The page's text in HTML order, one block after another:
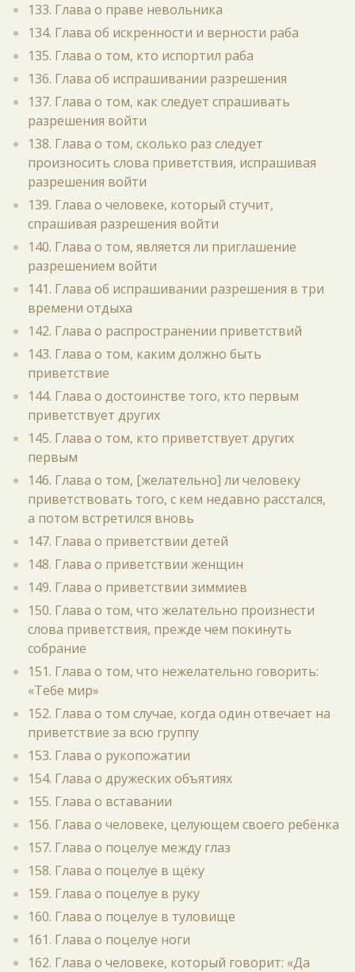
133. Глава о праве невольника
134. Глава об искренности и верности раба
135. Глава о том, кто испортил раба
136. Глава об испрашивании разрешения
137. Глава о том, как следует спрашивать
разрешения войти
138. Глава о том, сколько раз следует
произносить слова приветствия, испрашивая
разрешения войти
139. Глава о человеке, который стучит,
спрашивая разрешения войти
140. Глава о том, является ли приглашение
разрешением войти
141. Глава об испрашивании разрешения в три
времени отдыха
142. Глава о распространении приветствий
143. Глава о том, каким должно быть
приветствие
144. Глава о достоинстве того, кто первым
приветствует других
145. Глава о том, кто приветствует других
первым
146. Глава о том, [желательно] ли человеку
приветствовать того, с кем недавно расстался,
а потом встретился вновь
147. Глава о приветствии детей
148. Глава о приветствии женщин
149. Глава о приветствии зиммиев
150. Глава о том, что желательно произнести
слова приветствия, прежде чем покинуть
собрание
151. Глава о том, что нежелательно говорить:
«Тебе мир»
152. Глава о том случае, когда один отвечает на
приветствие за всю группу
153. Глава о рукопожатии
154. Глава о дружеских объятиях
155. Глава о вставании
156. Глава о человеке, целующем своего ребёнка
157. Глава о поцелуе между глаз
158. Глава о поцелуе в щёку
159. Глава о поцелуе в руку
160. Глава о поцелуе в туловище
161. Глава о поцелуе ноги
162. Глава о человеке, который говорит: «Да